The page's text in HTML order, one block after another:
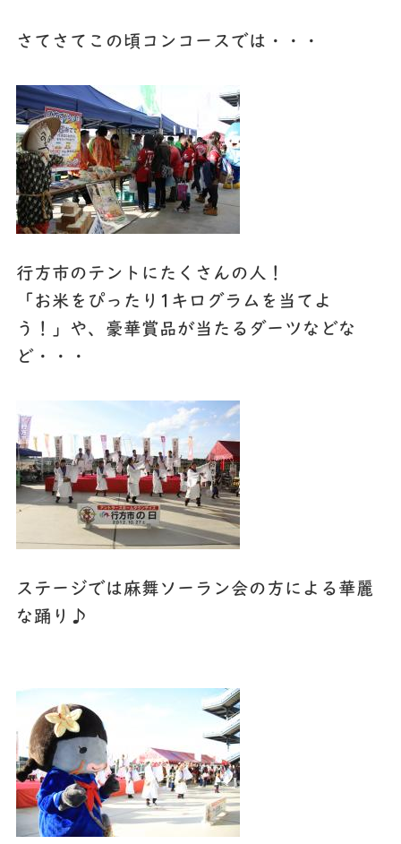
さてさてこの頃コンコースでは・・・
行方市のテントにたくさんの人！
「お米をぴったり1キログラムを当てよ
う！」や、豪華賞品が当たるダーツなどな
ど・・・
ステージでは麻舞ソーラン会の方による華麗
な踊り♪